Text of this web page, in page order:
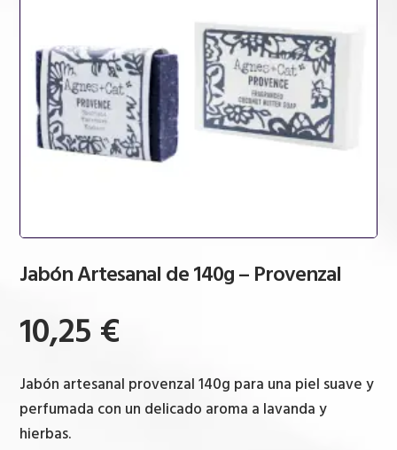
Jabón Artesanal de 140g – Provenzal
10,25€
Jabón artesanal provenzal 140g para una piel suave y
perfumada con un delicado aroma a lavanda y
hierbas.